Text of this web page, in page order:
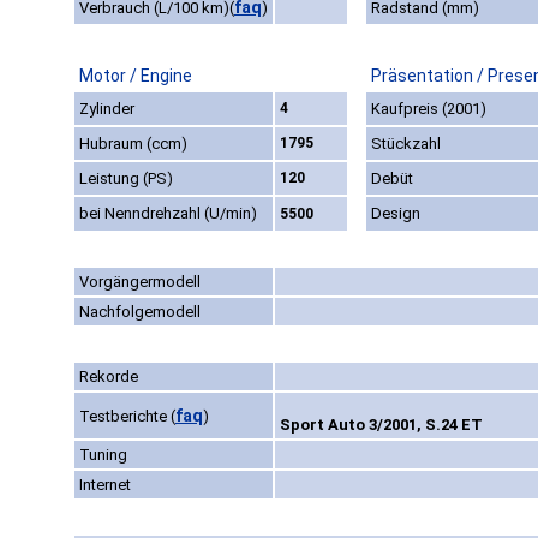
Verbrauch (L/100 km)(faq) Radstand (mm)
Motor / Engine Präsentation /
Zylinder 4
Kaufpreis (2001)
Hubraum (ccm)
1795
Stückzahl
Leistung (PS)
120 Debüt
bei Nenndrehzahl (U/min) 5500 Design
Vorgängermodell
Nachfolgemodell
Rekorde
Testberichte (faq)
Sport Auto 3/2001, S.24 ET
Tuning
Internet